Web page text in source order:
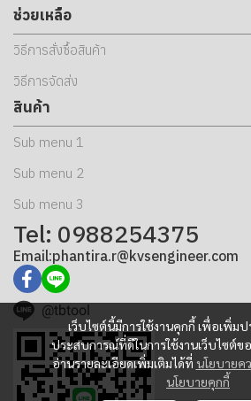
เว็บไซต์นี้มีการใช้งานคุกกี้ เพื่อเพิ่ม
ประสบการณ์ที่ดีในการใช้งานเว็บไซต์ข
อ่านรายละเอียดเพิ่มเติมได้ที่ นโยบายค
นโยบายคุกกี้
ช่วยเหลือ
วิธีการสั่งซื้อสินค้า
วิธีการจัดส่ง
สินค้า
Sub menu 1
Sub menu 2
Sub menu 3
Tel: 0988254375
Email:phantira.r@kvsengineer.com
@tbtool